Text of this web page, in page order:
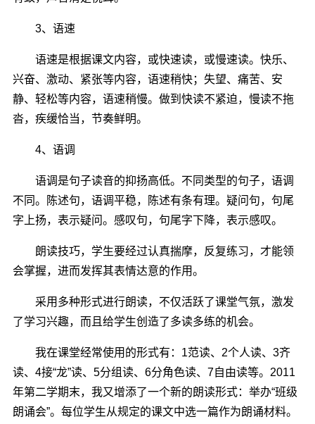
3、语速
语速是根据课文内容，或快速读，或慢速读。快乐、
兴奋、激动、紧张等内容，语速稍快；失望、痛苦、安
静、轻松等内容，语速稍慢。做到快读不紧迫，慢读不拖
沓，疾缓恰当，节奏鲜明。
4、语调
语调是句子读音的抑扬高低。不同类型的句子，语调
不同。陈述句，语调平稳，陈述有条有理。疑问句，句尾
字上扬，表示疑问。感叹句，句尾字下降，表示感叹。
朗读技巧，学生要经过认真揣摩，反复练习，才能领
会掌握，进而发挥其表情达意的作用。
采用多种形式进行朗读，不仅活跃了课堂气氛，激发
了学习兴趣，而且给学生创造了多读多练的机会。
我在课堂经常使用的形式有：1范读、2个人读、3齐
读、4接“龙”读、5分组读、6分角色读、7自由读等。2011
年第二学期末，我又增添了一个新的朗读形式：举办“班级
朗诵会”。每位学生从规定的课文中选一篇作为朗诵材料。